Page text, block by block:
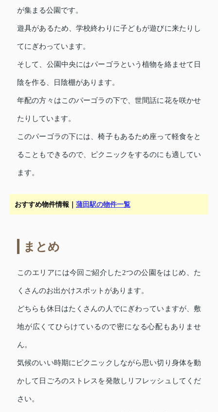
が集まる公園です。
遊具があるため、学校終わりに子どもが遊びに来たりし
てにぎわっています。
そして、公園中央にはパーゴラという植物を絡ませて日
陰を作る、日陰棚があります。
年配の方々はこのパーゴラの下で、世間話に花を咲かせ
たりしています。
このパーゴラの下には、椅子もあるため座って軽食をと
ることもできるので、ピクニックをするのにも適してい
ます。
おすすめ物件情報｜ 蒲田駅の物件一覧
まとめ
このエリアには今回ご紹介した2つの公園をはじめ、た
くさんのお出かけスポットがあります。
どちらも休日はたくさんの人でにぎわっていますが、敷
地が広くてひらけているので密になる心配もありませ
ん。
気候のいい時期にピクニックしながら思い切り身体を動
かして日ごろのストレスを発散しリフレッシュしてくだ
さい。